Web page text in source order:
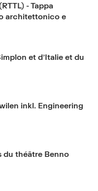
- Tappa
architettonico e
et d’Italie et du
inkl. Engineering
du théâtre Benno